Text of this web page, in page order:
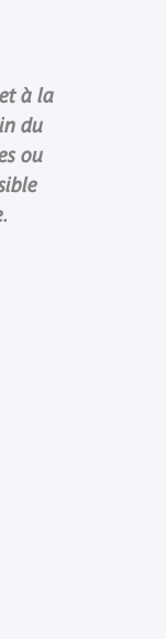
à la
du
ou